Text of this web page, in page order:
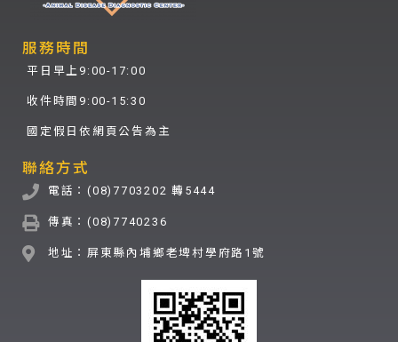
服務時間
平日早上9:00-17:00
收件時間9:00-15:30
國定假日依網頁公告為主
聯絡方式
電話：(08)7703202 轉5444
傳真：(08)7740236
地址：屏東縣內埔鄉老埤村學府路1號